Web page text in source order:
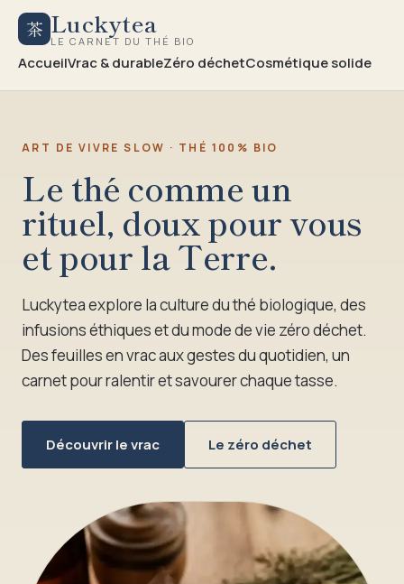
茶 Luckytea
LE CARNET DU THÉ BIO
AccueilVrac & durableZéro déchetCosmétique solide
ART DE VIVRE SLOW · THÉ 100% BIO
Le thé comme un
rituel, doux pour vous
et pour la Terre.
Luckytea explore la culture du thé biologique, des
infusions éthiques et du mode de vie zéro déchet.
Des feuilles en vrac aux gestes du quotidien, un
carnet pour ralentir et savourer chaque tasse.
Découvrir le vrac Le zéro déchet